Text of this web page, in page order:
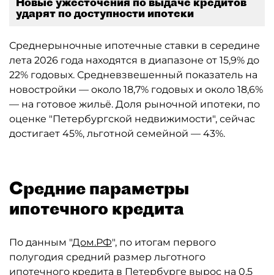
ударят по доступности ипотеки
Среднерыночные ипотечные ставки в середине
лета 2026 года находятся в диапазоне от 15,9% до
22% годовых. Средневзвешенный показатель на
новостройки — около 18,7% годовых и около 18,6%
— на готовое жильё. Доля рыночной ипотеки, по
оценке "Петербургской недвижимости", сейчас
достигает 45%, льготной семейной — 43%.
Средние параметры
ипотечного кредита
По данным "Дом.РФ", по итогам первого
полугодия средний размер льготного
ипотечного кредита в Петербурге вырос на 0,5